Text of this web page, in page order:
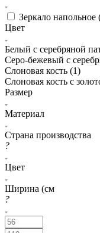
Зеркало напольное
Цвет
Белый с серебряной
Серо-бежевый с
Слоновая кость (1)
Слоновая кость с
Размер
Материал
Страна производства
?
Цвет
Ширина (см
?